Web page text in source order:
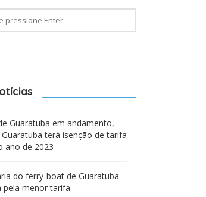
Guaratuba em andamento,
terá isenção de tarifa
ano de 2023
do ferry-boat de Guaratuba
pela menor tarifa